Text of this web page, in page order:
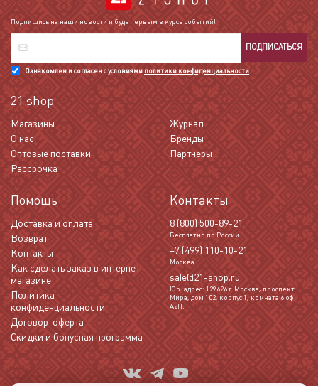
Подпишись на наши новости и будь первым в курсе событий!
ПОДПИСАТЬСЯ
Ознакомлен и согласен с условиямиполитики конфиденциальности
21 shop
Магазины
Журнал
О нас
Бренды
Оптовые поставки
Партнеры
Рассрочка
Помощь
Доставка и оплата
Возврат
Контакты
Как сделать заказ в интернет-
магазине
Политика
конфиденциальности
Договор-оферта
Скидки и бонусная программа
Контакты
8 (800) 500-89-21
Бесплатно по России
+7 (499) 110-10-21
Москва
sale@21-shop.ru
Юр. адрес: 129626 г. Москва, проспект
Мира, дом 102, корпус 1, комната 6 оф
А2Н.